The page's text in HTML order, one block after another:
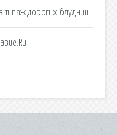
типаж дорогих блудниц.